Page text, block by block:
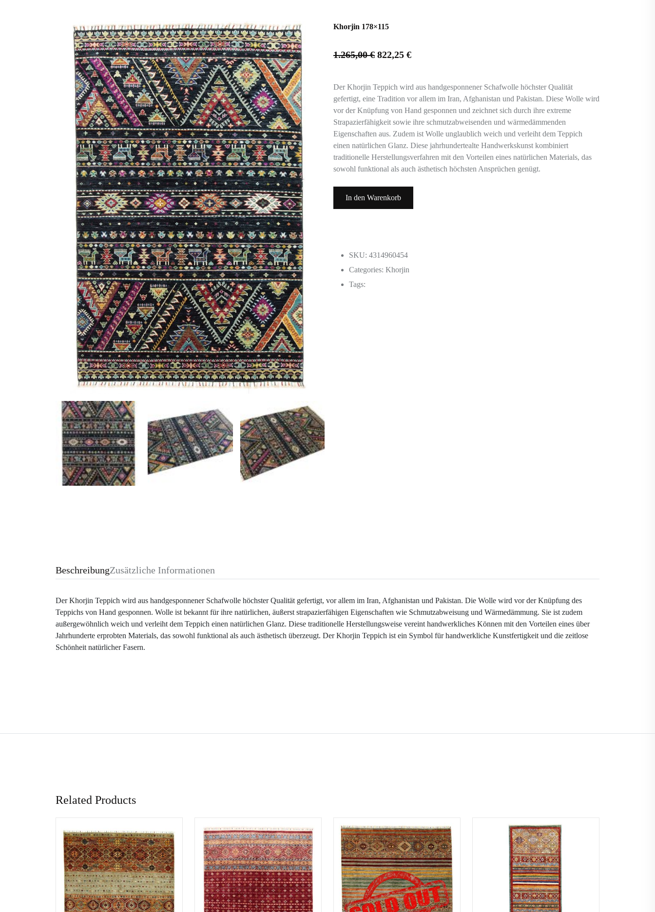
Khorjin 178×115
1.265,00€ 822,25 €
Der Khorjin Teppich wird aus handgesponnener Schafwolle höchster Qualität
gefertigt, eine Tradition vor allem im Iran, Afghanistan und Pakistan. Diese Wolle wird
vor der Knüpfung von Hand gesponnen und zeichnet sich durch ihre extreme
Strapazierfähigkeit sowie ihre schmutzabweisenden und wärmedämmenden
Eigenschaften aus. Zudem ist Wolle unglaublich weich und verleiht dem Teppich
einen natürlichen Glanz. Diese jahrhundertealte Handwerkskunst kombiniert
traditionelle Herstellungsverfahren mit den Vorteilen eines natürlichen Materials, das
sowohl funktional als auch ästhetisch höchsten Ansprüchen genügt.
In den Warenkorb
SKU: 4314960454
Categories: Khorjin
Tags:
BeschreibungZusätzliche Informationen
Der Khorjin Teppich wird aus handgesponnener Schafwolle höchster Qualität gefertigt, vor allem im Iran, Afghanistan und Pakistan. Die Wolle wird vor der Knüpfung des
Teppichs von Hand gesponnen. Wolle ist bekannt für ihre natürlichen, äußerst strapazierfähigen Eigenschaften wie Schmutzabweisung und Wärmedämmung. Sie ist zudem
außergewöhnlich weich und verleiht dem Teppich einen natürlichen Glanz. Diese traditionelle Herstellungsweise vereint handwerkliches Können mit den Vorteilen eines über
Jahrhunderte erprobten Materials, das sowohl funktional als auch ästhetisch überzeugt. Der Khorjin Teppich ist ein Symbol für handwerkliche Kunstfertigkeit und die zeitlose
Schönheit natürlicher Fasern.
Related Products